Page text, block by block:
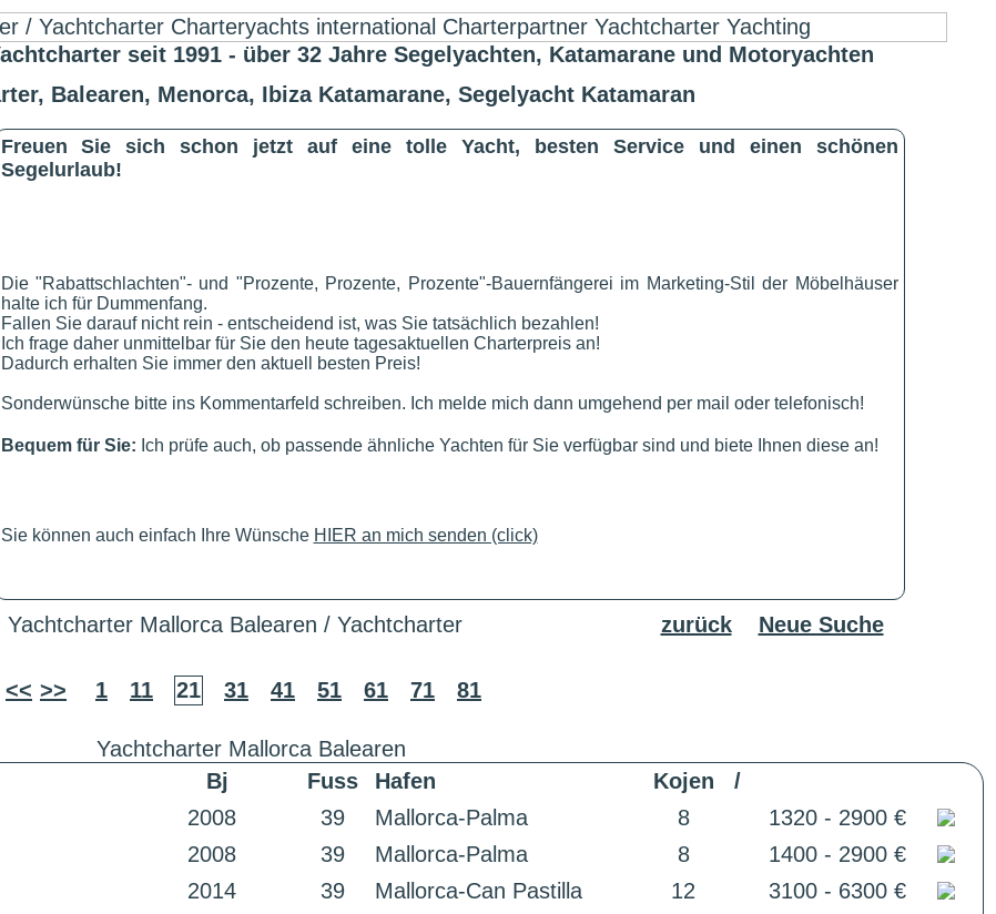
seit 1991 - über 32 Jahre Segelyachten, Katamarane und Motoryachten
Balearen, Menorca, Ibiza Katamarane, Segelyacht Katamaran
Freuen Sie sich schon jetzt auf eine tolle Yacht, besten Service und einen schönen
Segelurlaub!
Die "Rabattschlachten"- und "Prozente, Prozente, Prozente"-Bauernfängerei im Marketing-Stil der Möbelhäuser
halte ich für Dummenfang.
Fallen Sie darauf nicht rein - entscheidend ist, was Sie tatsächlich bezahlen!
Ich frage daher unmittelbar für Sie den heute tagesaktuellen Charterpreis an!
Dadurch erhalten Sie immer den aktuell besten Preis!
Sonderwünsche bitte ins Kommentarfeld schreiben. Ich melde mich dann umgehend per mail oder telefonisch!
Bequem für Sie: Ich prüfe auch, ob passende ähnliche Yachten für Sie verfügbar sind und biete Ihnen diese an!
Sie können auch einfach Ihre Wünsche HIER an mich senden (click)
Yachtcharter Mallorca Balearen / Yachtcharter zurück Neue Suche
<< >> 1 11 21 31 41 51 61 71 81
Yachtcharter Mallorca Balearen
Bj Fuss Hafen Kojen
/
2008 39 Mallorca-Palma 8
1320 - 2900 €
2008 39 Mallorca-Palma 8
1400 - 2900 €
2014 39 Mallorca-Can Pastilla 12
3100 - 6300 €